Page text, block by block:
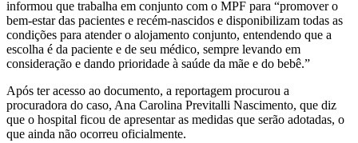
informou que trabalha em conjunto com o MPF para “promover o
bem-estar das pacientes e recém-nascidos e disponibilizam todas as
condições para atender o alojamento conjunto, entendendo que a
escolha é da paciente e de seu médico, sempre levando em
consideração e dando prioridade à saúde da mãe e do bebê.”
Após ter acesso ao documento, a reportagem procurou a
procuradora do caso, Ana Carolina Previtalli Nascimento, que diz
que o hospital ficou de apresentar as medidas que serão adotadas, o
que ainda não ocorreu oficialmente.